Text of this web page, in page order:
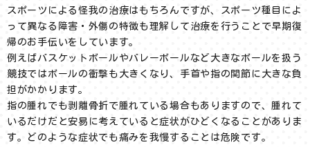
スポーツによる怪我の治療はもちろんですが、スポーツ種目によ
って異なる障害・外傷の特徴も理解して治療を行うことで早期復
帰のお手伝いをしています。
例えばバスケットボールやバレーボールなど大きなボールを扱う
競技ではボールの衝撃も大きくなり、手首や指の関節に大きな負
担がかかります。
指の腫れでも剥離骨折で腫れている場合もありますので、腫れて
いるだけだと安易に考えていると症状がひどくなることがありま
す。どのような症状でも痛みを我慢することは危険です。